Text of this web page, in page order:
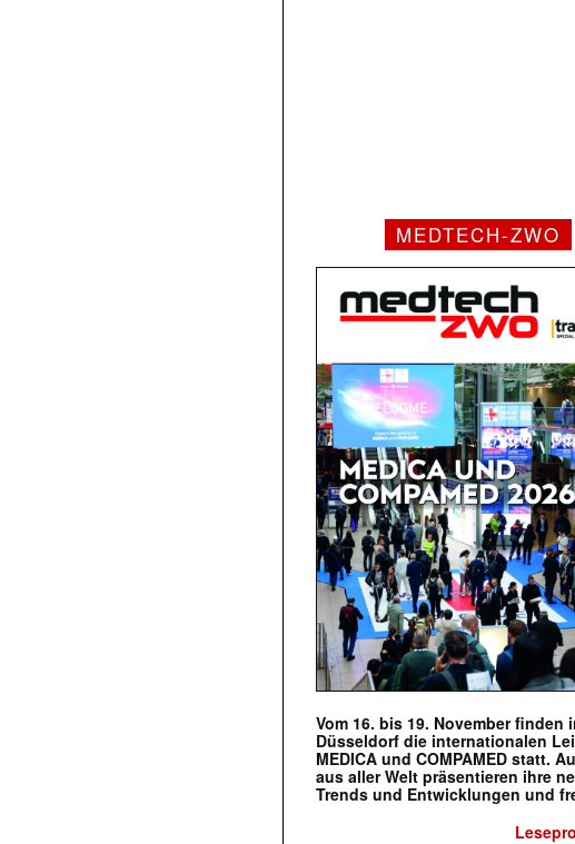
MEDTECH-ZWO
Vom 16. bis 19. November finden
Düsseldorf die internationalen
MEDICA und COMPAMED statt.
aus aller Welt präsentieren ihre
Trends und Entwicklungen und